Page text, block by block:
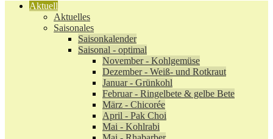
Aktuell
Aktuelles
Saisonales
Saisonkalender
Saisonal - optimal
November - Kohlgemüse
Dezember - Weiß- und Rotkraut
Januar - Grünkohl
Februar - Ringelbete & gelbe Bete
März - Chicorée
April - Pak Choi
Mai - Kohlrabi